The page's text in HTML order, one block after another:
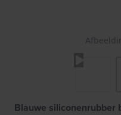
Blauwe siliconenrubber